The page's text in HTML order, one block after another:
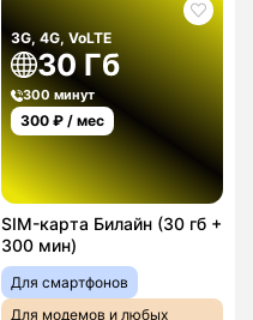
3G, 4G, VoLTE
30 Гб
300 минут
300 ₽ / мес
SIM-карта Билайн (30 гб +
300 мин)
Для смартфонов
Для модемов и любых